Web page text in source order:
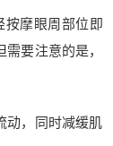
按摩眼周部位即
要注意的是，
动，同时减缓肌